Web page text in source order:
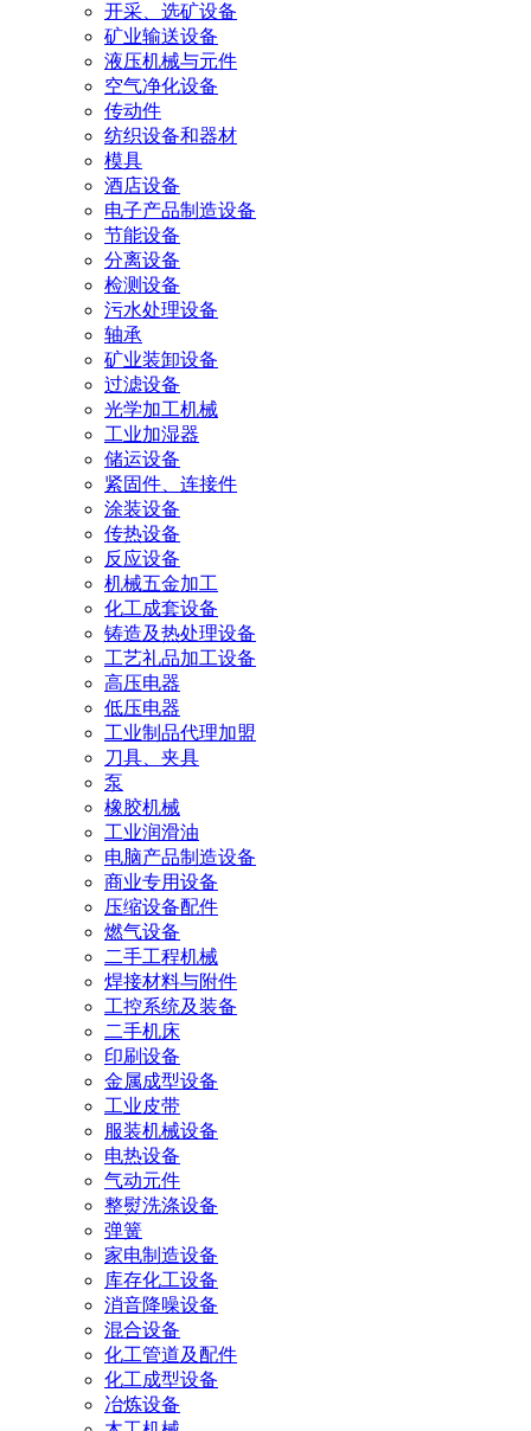
开采、选矿设备
矿业输送设备
液压机械与元件
空气净化设备
传动件
纺织设备和器材
模具
酒店设备
电子产品制造设备
节能设备
分离设备
检测设备
污水处理设备
轴承
矿业装卸设备
过滤设备
光学加工机械
工业加湿器
储运设备
紧固件、连接件
涂装设备
传热设备
反应设备
机械五金加工
化工成套设备
铸造及热处理设备
工艺礼品加工设备
高压电器
低压电器
工业制品代理加盟
刀具、夹具
泵
橡胶机械
工业润滑油
电脑产品制造设备
商业专用设备
压缩设备配件
燃气设备
二手工程机械
焊接材料与附件
工控系统及装备
二手机床
印刷设备
金属成型设备
工业皮带
服装机械设备
电热设备
气动元件
整熨洗涤设备
弹簧
家电制造设备
库存化工设备
消音降噪设备
混合设备
化工管道及配件
化工成型设备
冶炼设备